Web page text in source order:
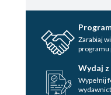
Zarabiaj
programu
Wydaj z
Wypełnij